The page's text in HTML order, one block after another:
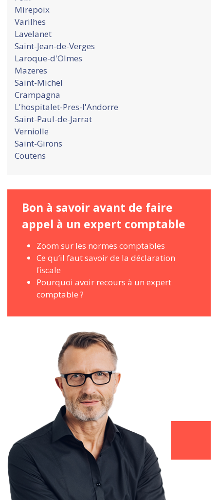
Mirepoix
Varilhes
Lavelanet
Saint-Jean-de-Verges
Laroque-d'Olmes
Mazeres
Saint-Michel
Crampagna
L'hospitalet-Pres-l'Andorre
Saint-Paul-de-Jarrat
Verniolle
Saint-Girons
Coutens
Bon à savoir avant de faire
appel à un expert comptable
Zoom sur les normes comptables
Ce qu’il faut savoir de la déclaration
fiscale
Pourquoi avoir recours à un expert
comptable ?